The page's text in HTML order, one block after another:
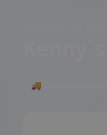
🚚 Consegna a